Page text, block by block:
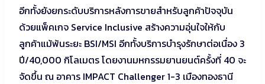
อีกทั้งยังยกระดับบริการหลังการขายสำหรับลูกค้าปัจจุบัน
ด้วยแพ็คเกจ Service Inclusive สร้างความอุ่นใจให้กับ
ลูกค้าแม้พ้นระยะ BSI/MSI อีกทั้งบริการบำรุงรักษาต่อเนื่อง 3
ปี/40,000 กิโลเมตร โดยงานมหกรรมยานยนต์ครั้งที่ 40 จะ
จัดขึ้น ณ อาคาร IMPACT Challenger 1-3 เมืองทองธานี